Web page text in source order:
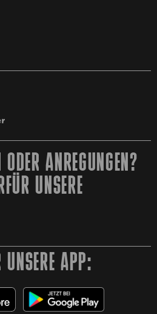
ANREGUNGEN?
UNSERE
UNSERE APP: